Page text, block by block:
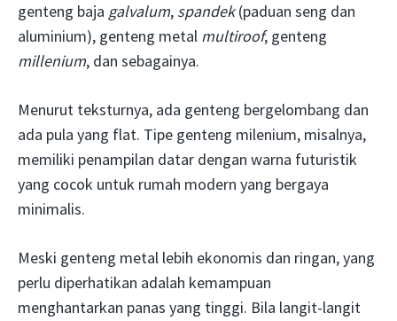
genteng baja galvalum, spandek(paduan seng dan
aluminium), genteng metal multiroof, genteng
millenium, dan sebagainya.
Menurut teksturnya, ada genteng bergelombang dan
ada pula yang flat. Tipe genteng milenium, misalnya,
memiliki penampilan datar dengan warna futuristik
yang cocok untuk rumah modern yang bergaya
minimalis.
Meski genteng metal lebih ekonomis dan ringan, yang
perlu diperhatikan adalah kemampuan
menghantarkan panas yang tinggi. Bila langit-langit